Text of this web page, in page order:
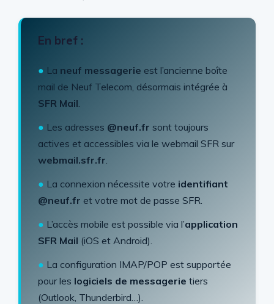
En bref :
● La neuf messagerie est l’ancienne boîte
mail de Neuf Telecom, désormais intégrée à
SFR Mail.
● Les adresses @neuf.fr sont toujours
actives et accessibles via le webmail SFR sur
webmail.sfr.fr.
● La connexion nécessite votre identifiant
@neuf.fr et votre mot de passe SFR.
● L’accès mobile est possible via l’application
SFR Mail (iOS et Android).
● La configuration IMAP/POP est supportée
pour les logiciels de messagerie tiers
(Outlook, Thunderbird…).